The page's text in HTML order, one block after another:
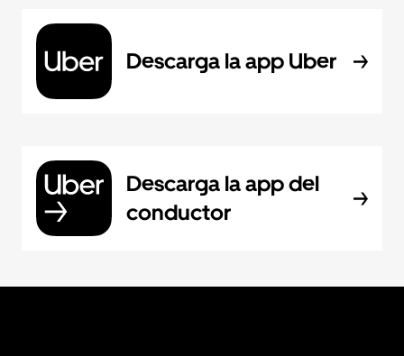
Descarga la app Uber
Descarga la app del
conductor